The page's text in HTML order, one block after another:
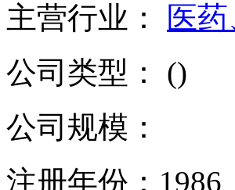
主营行业：
医
公司类型： ()
公司规模：
注册年份：1986